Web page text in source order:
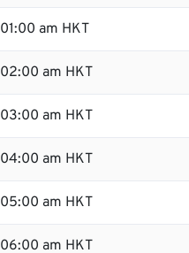
01:00 am HKT
02:00 am HKT
03:00 am HKT
04:00 am HKT
05:00 am HKT
06:00 am HKT